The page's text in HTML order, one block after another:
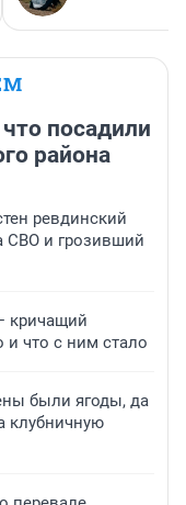
посадили
района
ревдинский
СВО и грозивший
кричащий
что с ним стало
были ягоды, да
клубничную